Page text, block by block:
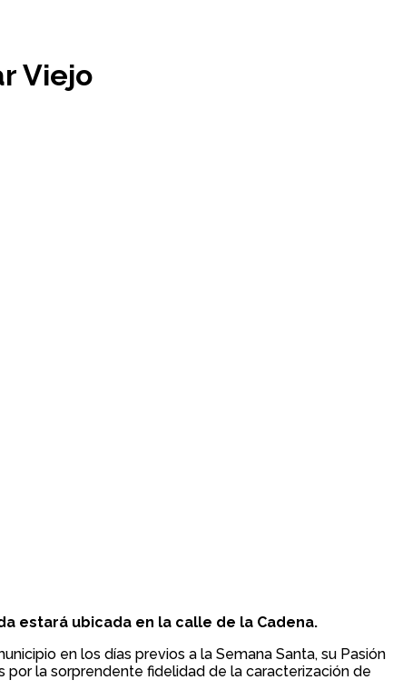
Viejo
estará ubicada en la calle de la Cadena.
en los días previos a la Semana Santa, su Pasión
por la sorprendente fidelidad de la caracterización de